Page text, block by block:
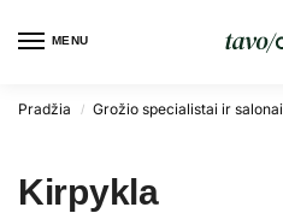
MENU
Pradžia / Grožio specialistai ir salonai
Kirpykla